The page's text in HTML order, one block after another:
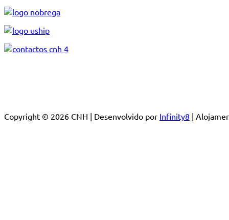
Copyright © 2026 CNH | Desenvolvido por Infinity8 |